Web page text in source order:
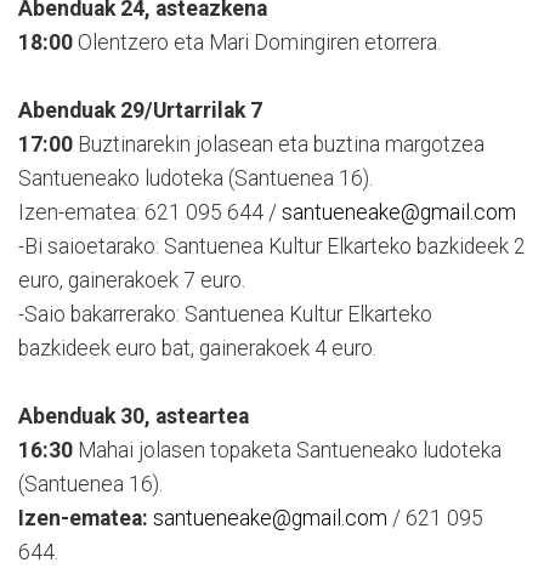
Abenduak 24, asteazkena
18:00 Olentzero eta Mari Domingiren etorrera.
Abenduak 29/Urtarrilak 7
17:00 Buztinarekin jolasean eta buztina margotzea
Santueneako ludoteka (Santuenea 16).
Izen-ematea: 621 095 644 / santueneake@gmail.com
-Bi saioetarako: Santuenea Kultur Elkarteko bazkideek 2
euro, gainerakoek 7 euro.
-Saio bakarrerako: Santuenea Kultur Elkarteko
bazkideek euro bat, gainerakoek 4 euro.
Abenduak 30, asteartea
16:30 Mahai jolasen topaketa Santueneako ludoteka
(Santuenea 16).
Izen-ematea: santueneake@gmail.com / 621 095
644.